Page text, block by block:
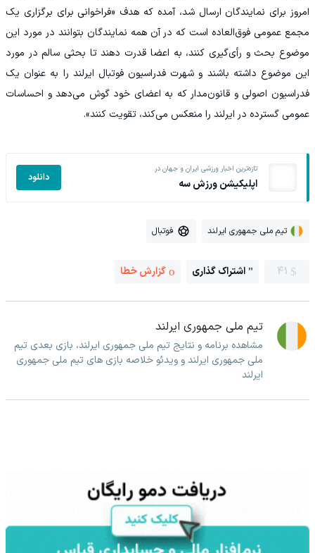
امروز برای نمایندگان ارسال شد، آمده که هدف «فراخوانی برای برگزاری یک
مجمع عمومی فوق‌العاده است که در آن همه نمایندگان بتوانند در مورد این
موضوع بحث و رأی‌گیری کنند، به اعضا قدرت دهند تا بحثی سالم در مورد
این موضوع داشته باشند و شهرت فدراسیون فوتبال ایرلند را به عنوان یک
فدراسیون اصولی و قانون‌مدار که به اعضای خود گوش می‌دهد و احساسات
عمومی گسترده در ایرلند را منعکس می‌کند، تقویت کنند».
تازه‌ترین اخبار ورزشی ایران و جهان در
اپلیکیشن ورزش سه دانلود
تیم ملی جمهوری ایرلند فوتبال
41 اشتراک گذاری گزارش خطا
تیم ملی جمهوری ایرلند
مشاهده برنامه و نتایج تیم ملی جمهوری ایرلند، بازی بعدی تیم
ملی جمهوری ایرلند و ویدئو خلاصه بازی های تیم ملی جمهوری
ایرلند